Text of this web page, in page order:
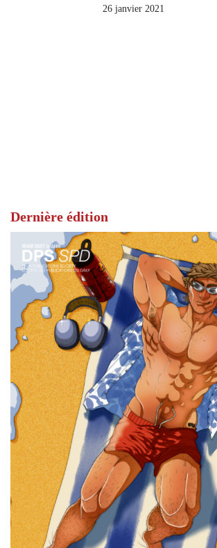
26 janvier 2021
Dernière édition